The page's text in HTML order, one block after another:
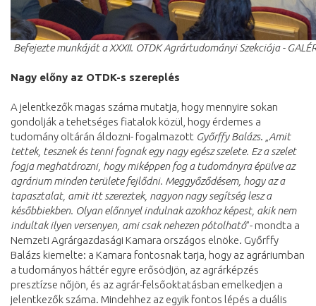
Befejezte munkáját a XXXII. OTDK Agrártudományi Szekciója -
Nagy előny az OTDK-s szereplés
A jelentkezők magas száma mutatja, hogy mennyire sokan
gondolják a tehetséges fiatalok közül, hogy érdemes a
tudomány oltárán áldozni- fogalmazott Győrffy Balázs. „ Amit
tettek, tesznek és tenni fognak egy nagy egész szelete. Ez a szelet
fogja meghatározni, hogy miképpen fog a tudományra épülve az
agrárium minden területe fejlődni. Meggyőződésem, hogy az a
tapasztalat, amit itt szereztek, nagyon nagy segítség lesz a
későbbiekben. Olyan előnnyel indulnak azokhoz képest, akik nem
indultak ilyen versenyen, ami csak nehezen pótolható”- mondta a
Nemzeti Agrárgazdasági Kamara országos elnöke. Győrffy
Balázs kiemelte: a Kamara fontosnak tarja, hogy az agráriumban
a tudományos háttér egyre erősödjön, az agrárképzés
presztízse nőjön, és az agrár-felsőoktatásban emelkedjen a
jelentkezők száma. Mindehhez az egyik fontos lépés a duális